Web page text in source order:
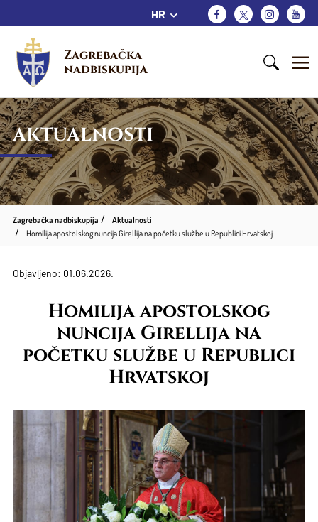
HR
Zagrebačka
nadbiskupija
AKTUALNOSTI
Zagrebačka nadbiskupija
Aktualnosti
Homilija apostolskog nuncija Girellija na početku službe u Republici Hrvatskoj
Objavljeno: 01.06.2026.
Homilija apostolskog
nuncija Girellija na
početku službe u Republici
Hrvatskoj